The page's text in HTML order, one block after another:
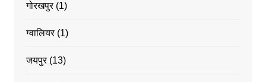
गोरखपुर(1)
ग्वालियर(1)
जयपुर(13)